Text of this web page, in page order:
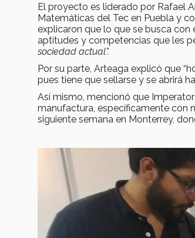
El proyecto es liderado por Rafael
Matemáticas del Tec en Puebla y
explicaron que lo que se busca con
aptitudes y competencias que les
sociedad actual”.
Por su parte, Arteaga explicó que
pues tiene que sellarse y se abrirá
Así mismo, mencionó que
manufactura, específicamente con
siguiente semana en Monterrey,